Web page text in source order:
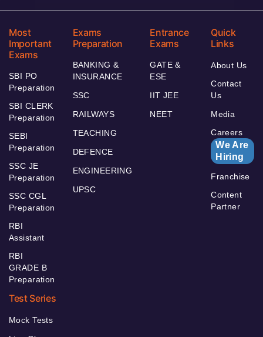
Most
Important
Exams
SBI PO
Preparation
SBI CLERK
Preparation
SEBI
Preparation
SSC JE
Preparation
SSC CGL
Preparation
RBI
Assistant
RBI
GRADE B
Preparation
Exams
Preparation
BANKING &
INSURANCE
SSC
RAILWAYS
TEACHING
DEFENCE
ENGINEERING
UPSC
Entrance
Exams
GATE &
ESE
IIT JEE
NEET
Quick
Links
About Us
Contact
Us
Media
Careers
We Are
Hiring
Franchise
Content
Partner
Test Series
Mock Tests